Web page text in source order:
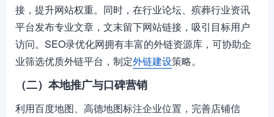
接，提升网站权重。同时，在行业论坛、殡葬行业资讯
平台发布专业文章，文末留下网站链接，吸引目标用户
访问。SEO录优化网拥有丰富的外链资源库，可协助企
业筛选优质外链平台，制定外链建设策略。
（二）本地推广与口碑营销
利用百度地图、高德地图标注企业位置，完善店铺信